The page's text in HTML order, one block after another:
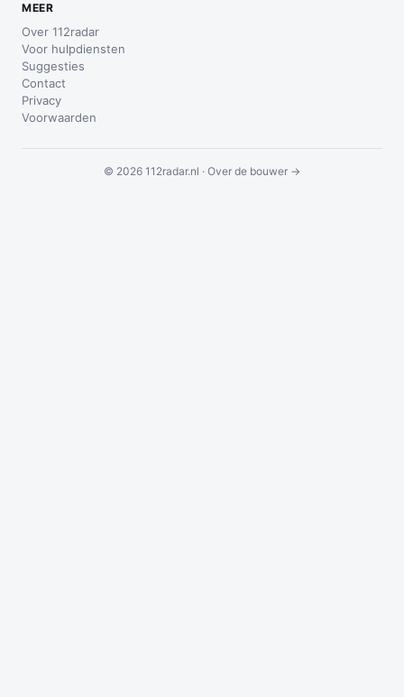
MEER
Over 112radar
Voor hulpdiensten
Suggesties
Contact
Privacy
Voorwaarden
© 2026 112radar.nl · Over de bouwer →